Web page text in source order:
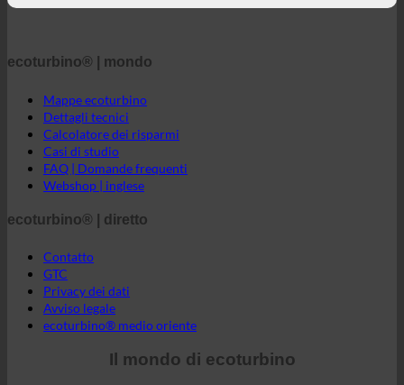
ecoturbino® | mondo
Mappe ecoturbino
Dettagli tecnici
Calcolatore dei risparmi
Casi di studio
FAQ | Domande frequenti
Webshop | inglese
ecoturbino® | diretto
Contatto
GTC
Privacy dei dati
Avviso legale
ecoturbino® medio oriente
Il mondo di ecoturbino